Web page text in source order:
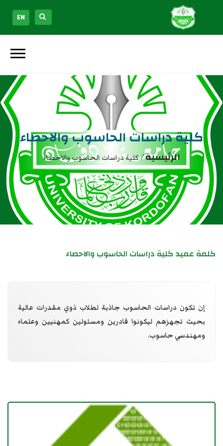
EN
كلية دراسات الحاسوب والاحصاء
الرئيسية/كلية دراسات الحاسوب والاحصاء
كلمة عميد كلية دراسات الحاسوب والاحصاء
إن تكون دراسات الحاسوب جاذبة لطلاب ذوي مقدرات عالية
بحيث تجهزهم ليكونوا قادرين ومسئولين كمهنيين وعلماء
ومهندسي حاسوب.